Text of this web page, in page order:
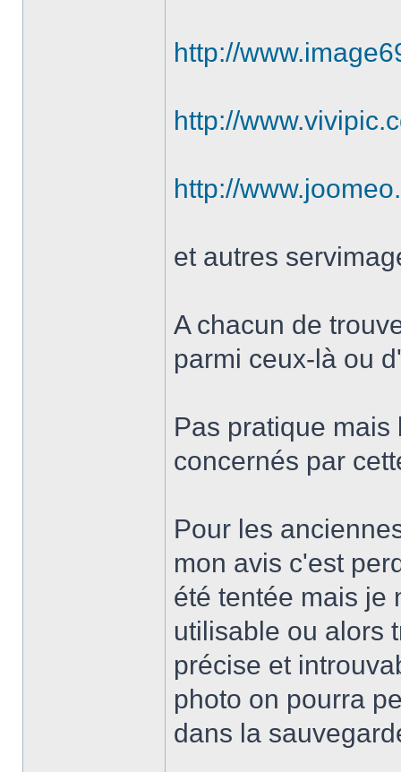
http://
http://
http://
et autres
A chacun de
parmi ceux-là ou
Pas pratique
concernés par
Pour les
mon avis c'est
été tentée mais je
utilisable ou alors
précise et
photo on pourra
dans la